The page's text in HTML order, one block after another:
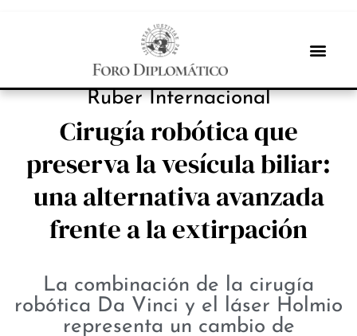
INBOX INTERNACIONAL
Ruber Internacional
Cirugía robótica que
preserva la vesícula biliar:
una alternativa avanzada
frente a la extirpación
La combinación de la cirugía
robótica Da Vinci y el láser Holmio
representa un cambio de